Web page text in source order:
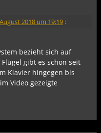
2018 um 19:19 :
bezieht sich auf
gibt es schon seit
Klavier hingegen bis
Video gezeigte